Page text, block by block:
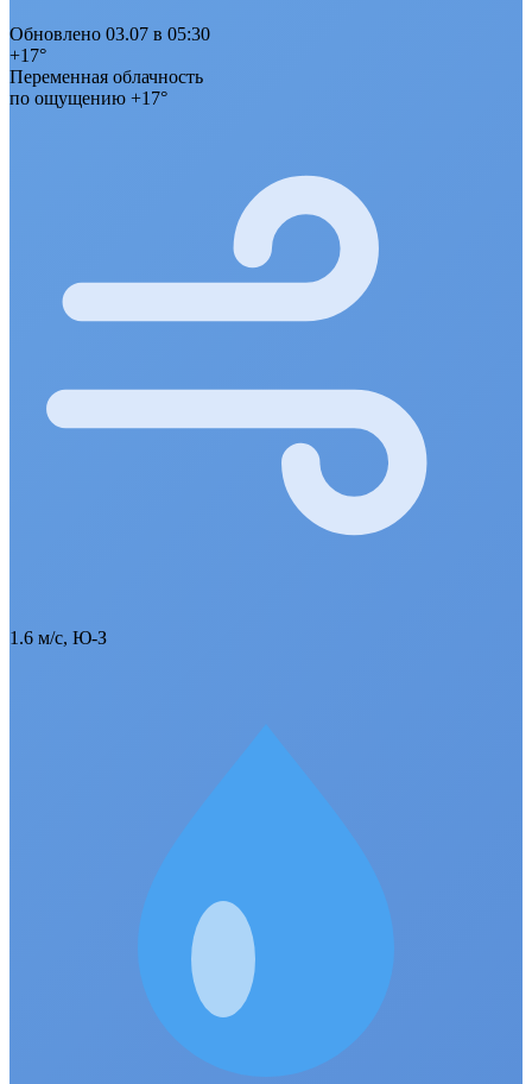
Обновлено 03.07 в 05:30
+17°
Переменная облачность
по ощущению +17°
1.6 м/с, Ю-З